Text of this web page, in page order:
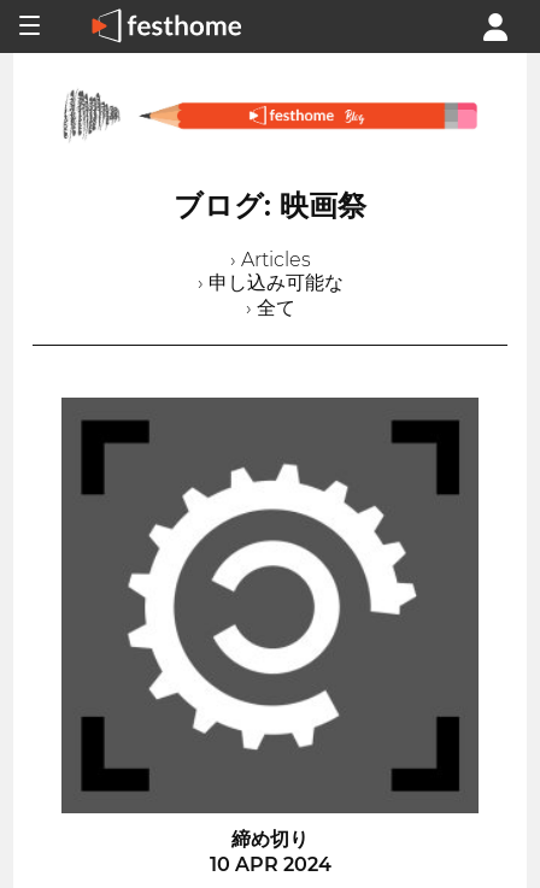
ブログ: 映画祭
› Articles
› 申し込み可能な
› 全て
締め切り
10 APR 2024